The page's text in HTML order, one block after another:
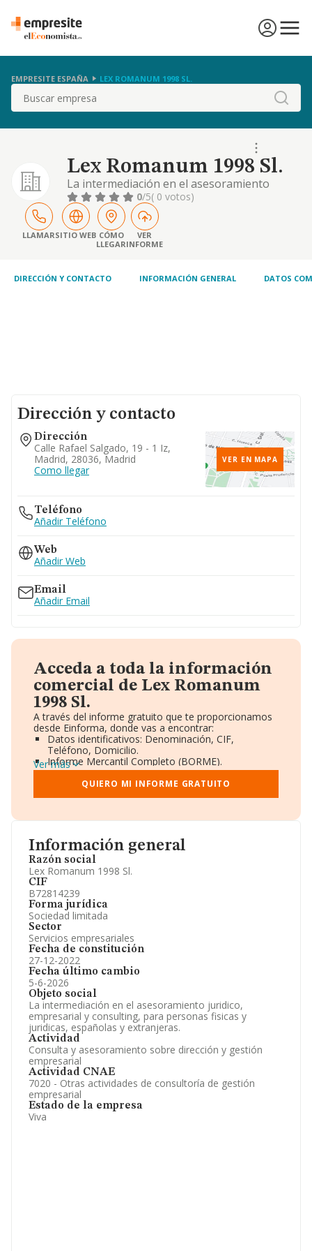
EMPRESITE ESPAÑA LEX ROMANUM 1998 SL.
Buscar
Lex Romanum 1998 Sl.
La intermediación en el asesoramiento
juridico, empresarial y consulting, para
personas fisicas y juridicas, españolas y
extranjeras.
0/5( 0 votos)
LLAMARSITIO WEB CÓMO
LLEGAR
VER
INFORME
DIRECCIÓN Y CONTACTO INFORMACIÓN GENERAL DATOS
Información general
Razón social
Lex Romanum 1998 Sl.
CIF
B72814239
Forma jurídica
Sociedad limitada
Sector
Servicios empresariales
Fecha de constitución
27-12-2022
Fecha último cambio
5-6-2026
Objeto social
La intermediación en el asesoramiento juridico,
empresarial y consulting, para personas fisicas y
juridicas, españolas y extranjeras.
Actividad
Consulta y asesoramiento sobre dirección y gestión
empresarial
Actividad CNAE
7020 - Otras actividades de consultoría de gestión
empresarial
Estado de la empresa
Viva
Dirección y contacto
Dirección
Calle Rafael Salgado, 19 - 1 Iz,
Madrid, 28036, Madrid
Como llegar
VER EN MAPA
Teléfono
Añadir Teléfono
Web
Añadir Web
Email
Añadir Email
Acceda a toda la información
comercial de Lex Romanum
1998 Sl.
A través del informe gratuito que te proporcionamos
desde Einforma, donde vas a encontrar:
Datos identificativos: Denominación, CIF,
Teléfono, Domicilio.
Informe Mercantil Completo (BORME).
Gráficos de Evolución Ventas y Empleados.
Consejo de Administración y Administradores.
Directivos y Ejecutivos.
Información oficial y registral complementaria.
Ver más
QUIERO MI INFORME GRATUITO